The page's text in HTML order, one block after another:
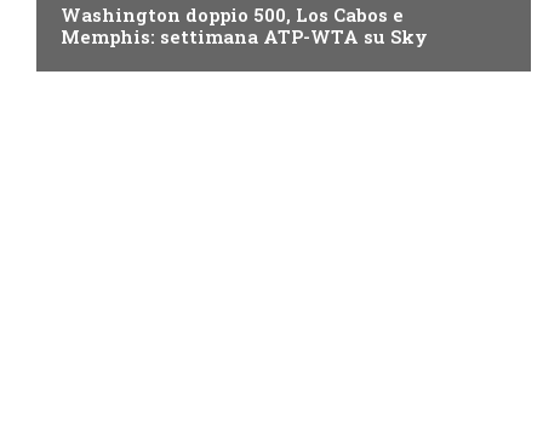
Washington doppio 500, Los Cabos e
Memphis: settimana ATP-WTA su Sky